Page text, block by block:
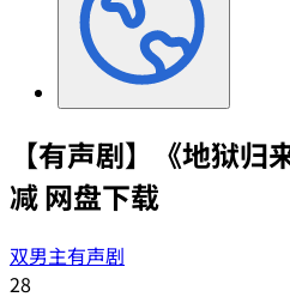
【有声剧】《地狱归
减 网盘下载
双男主有声剧
28